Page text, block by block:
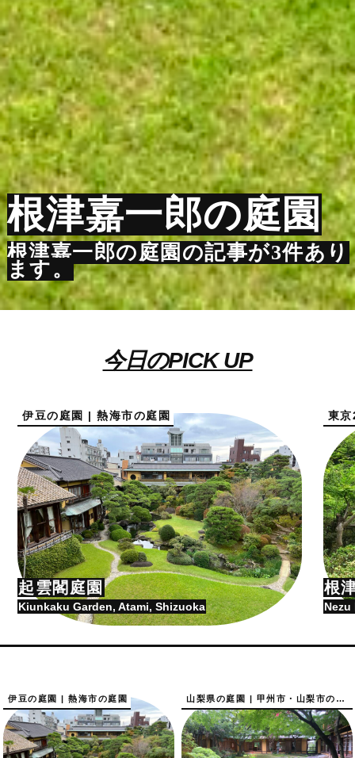
根津嘉一郎の庭園
根津嘉一郎の庭園の記事が3件あり
ます。
今日のPICK UP
伊豆の庭園 | 熱海市の庭園
起雲閣庭園
Kiunkaku Garden, Atami, Shizuoka
東
根
伊豆の庭園 | 熱海市の庭園 山梨県の庭園 | 甲州市・山梨市の庭園